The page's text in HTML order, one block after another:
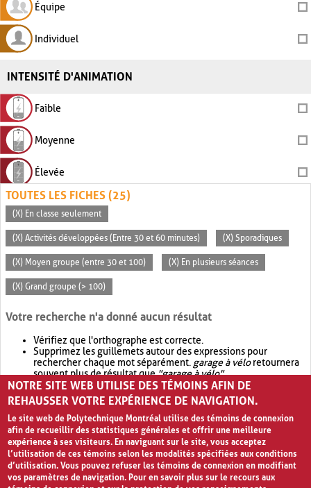
Équipe
Individuel
INTENSITÉ D'ANIMATION
Faible
Moyenne
Élevée
TOUTES LES FICHES (25)
(X) En classe seulement
(X) Activités développées (Entre 30 et 60 minutes) (X) Sporadiques
(X) Moyen groupe (entre 30 et 100) (X) En plusieurs séances
(X) Grand groupe (> 100)
Votre recherche n'a donné aucun résultat
Vérifiez que l'orthographe est correcte.
Supprimez les guillemets autour des expressions pour
rechercher chaque mot séparément. garage à véloretournera
souvent plus de résultat que"garage à vélo".
Envisagez d'élargir votre recherche avec OR.garage OR vélo
retournera souvent plus de résultat quegarage à vélo
NOTRE SITE WEB UTILISE DES TÉMOINS AFIN DE
REHAUSSER VOTRE EXPÉRIENCE DE NAVIGATION.
Le site web de Polytechnique Montréal utilise des témoins de connexion
afin de recueillir des statistiques générales et offrir une meilleure
expérience à ses visiteurs. En naviguant sur le site, vous acceptez
l’utilisation de ces témoins selon les modalités spécifiées aux conditions
d’utilisation. Vous pouvez refuser les témoins de connexion en modifiant
vos paramètres de navigation. Pour en savoir plus sur le recours aux